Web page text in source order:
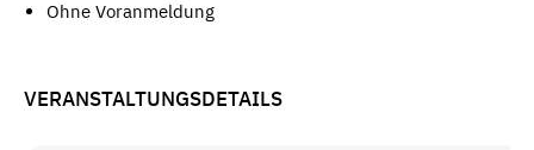
Ohne Voranmeldung
VERANSTALTUNGSDETAILS